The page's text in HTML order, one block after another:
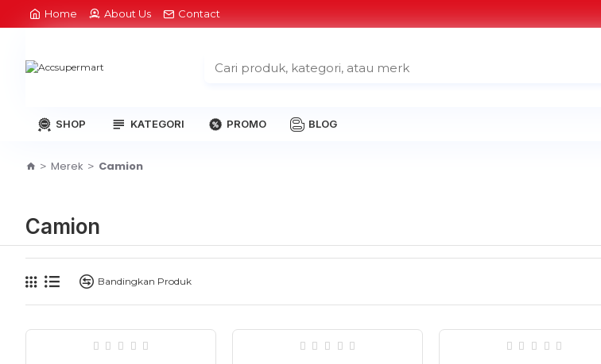
Home About Us Contact
SHOP KATEGORI PROMO BLOG
Merek Camion
Camion
Bandingkan Produk